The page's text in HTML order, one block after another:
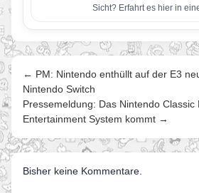
Sicht? Erfahrt es hier in
← PM: Nintendo enthüllt auf der E3
Nintendo Switch
Pressemeldung: Das Nintendo
Entertainment System kommt →
Bisher keine Kommentare.